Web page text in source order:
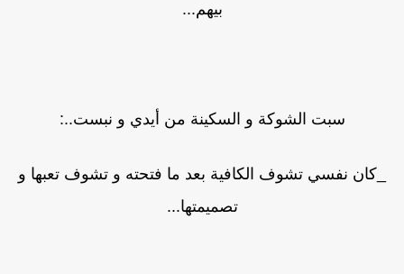
بيهم...
سبت الشوكة و السكينة من أيدي و نبست..:
_كان نفسي تشوف الكافية بعد ما فتحته و تشوف تعبها و
تصميمتها...